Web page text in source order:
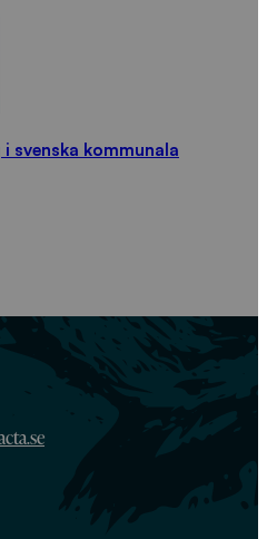
svenska kommunala